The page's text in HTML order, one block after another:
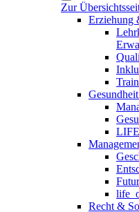
Zur
Erziehung
Recht &